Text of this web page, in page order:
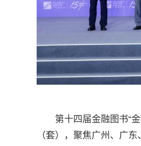
第十四届金融图书“
（套），聚焦广州、广